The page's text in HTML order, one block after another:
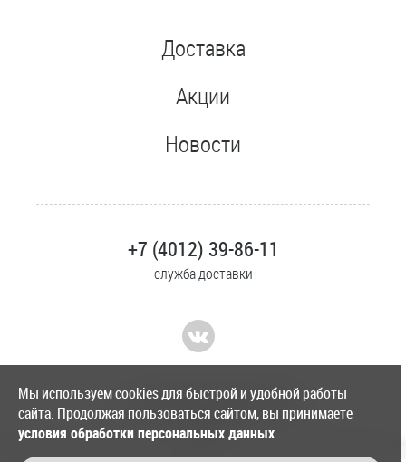
Доставка
Акции
Новости
+7 (4012) 39-86-11
служба доставки
Внедрение и поддержка Liberty
Мы используем cookies для быстрой и удобной работы
сайта. Продолжая пользоваться сайтом, вы принимаете
условия обработки персональных данных